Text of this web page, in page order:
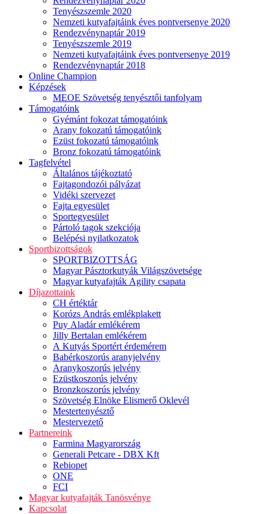
Tenyészszemle 2020
Nemzeti kutyafajtáink éves pontversenye 2020
Rendezvénynaptár 2019
Tenyészszemle 2019
Nemzeti kutyafajtáink éves pontversenye 2019
Rendezvénynaptár 2018
Online Champion
Képzések
MEOE Szövetség tenyésztői tanfolyam
Támogatóink
Gyémánt fokozat támogatóink
Arany fokozatú támogatóink
Ezüst fokozatú támogatóink
Bronz fokozatú támogatóink
Tagfelvétel
Általános tájékoztató
Fajtagondozói pályázat
Vidéki szervezet
Fajta egyesület
Sportegyesület
Pártoló tagok szekciója
Belépési nyilatkozatok
Sportbizottságok
SPORTBIZOTTSÁG
Magyar Pásztorkutyák Világszövetsége
Magyar kutyafajták Agility csapata
Díjazottaink
CH értéktár
Korózs András emlékplakett
Puy Aladár emlékérem
Jilly Bertalan emlékérem
A Kutyás Sportért érdemérem
Babérkoszorús aranyjelvény
Aranykoszorús jelvény
Ezüstkoszorús jelvény
Bronzkoszorús jelvény
Szövetség Elnöke Elismerő Oklevél
Mestertenyésztő
Mestervezető
Partnereink
Farmina Magyarország
Generali Petcare - DBX Kft
Rebiopet
ONE
FCI
Magyar kutyafajták Tanösvénye
Kapcsolat